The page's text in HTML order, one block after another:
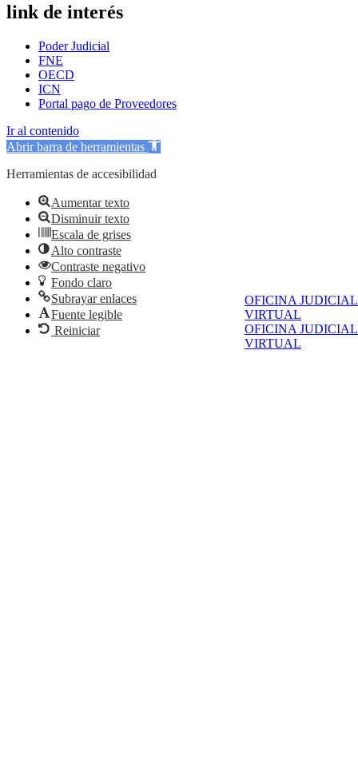
OFICINA JUDICIAL
VIRTUAL
OFICINA JUDICIAL
VIRTUAL
link de interés
Poder Judicial
FNE
OECD
ICN
Portal pago de Proveedores
Ir al contenido
Abrir barra de herramientas
Herramientas de accesibilidad
Aumentar texto
Disminuir texto
Escala de grises
Alto contraste
Contraste negativo
Fondo claro
Subrayar enlaces
Fuente legible
Reiniciar